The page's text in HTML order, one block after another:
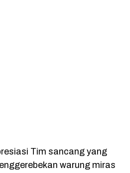
Tim sancang yang
warung miras